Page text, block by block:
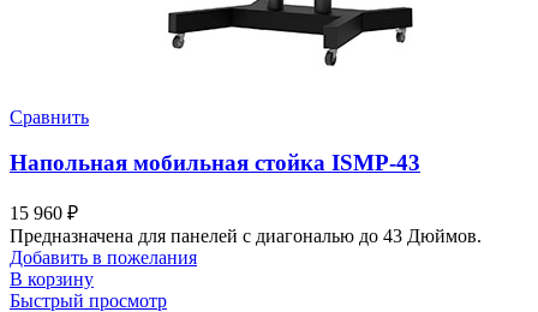
Сравнить
Напольная мобильная стойка ISMP-43
15 960 ₽
Предназначена для панелей с диагональю до 43 Дюймов.
Добавить в пожелания
В корзину
Быстрый просмотр